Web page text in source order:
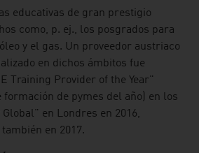
educativas de gran prestigio
como, p. ej., los posgrados para
y el gas. Un proveedor austriaco
en dichos ámbitos fue
Training Provider of the Year"
formación de pymes del año) en los
en Londres en 2016,
en 2017.